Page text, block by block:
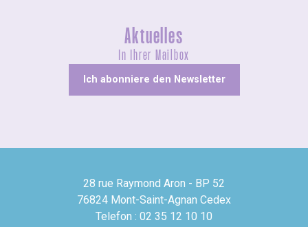
Aktuelles
In Ihrer Mailbox
Ich abonniere den Newsletter
28 rue Raymond Aron - BP 52
76824 Mont-Saint-Agnan Cedex
Telefon : 02 35 12 10 10